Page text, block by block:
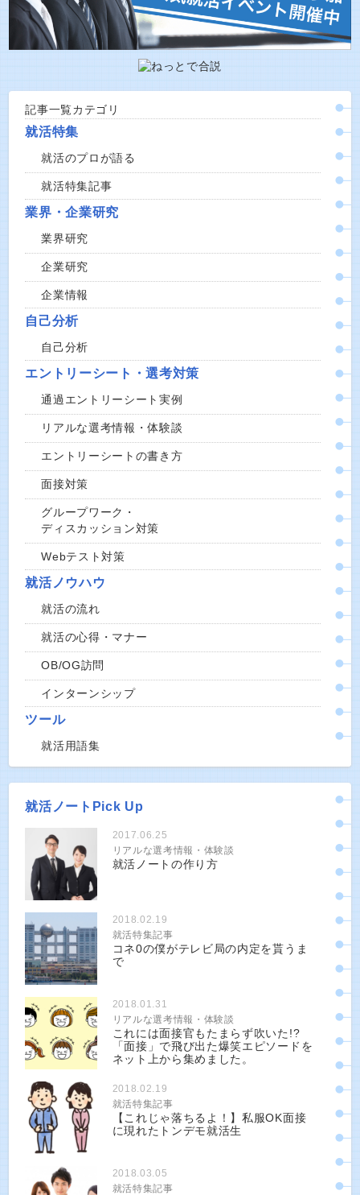
記事一覧カテゴリ
就活特集
就活のプロが語る
就活特集記事
業界・企業研究
業界研究
企業研究
企業情報
自己分析
自己分析
エントリーシート・選考対策
通過エントリーシート実例
リアルな選考情報・体験談
エントリーシートの書き方
面接対策
グループワーク・
ディスカッション対策
Webテスト対策
就活ノウハウ
就活の流れ
就活の心得・マナー
OB/OG訪問
インターンシップ
ツール
就活用語集
就活ノートPick Up
2017.06.25
リアルな選考情報・体験談
就活ノートの作り方
2018.02.19
就活特集記事
コネ0の僕がテレビ局の内定を貰うま
で
2018.01.31
リアルな選考情報・体験談
これには面接官もたまらず吹いた!?
「面接」で飛び出た爆笑エピソードを
ネット上から集めました。
2018.02.19
就活特集記事
【これじゃ落ちるよ！】私服OK面接
に現れたトンデモ就活生
2018.03.05
就活特集記事